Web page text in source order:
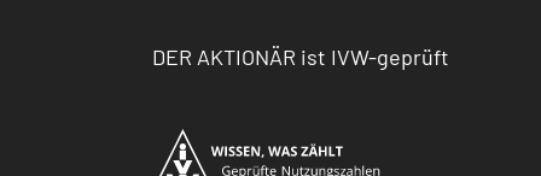
DER AKTIONÄR ist IVW-geprüft